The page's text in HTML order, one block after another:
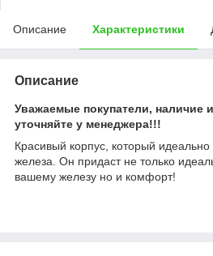
Описание Характеристики
Описание
Уважаемые покупатели, наличие
уточняйте у менеджера!!!
Красивый корпус, который
железа. Он придаст не только
вашему железу но и комфорт!